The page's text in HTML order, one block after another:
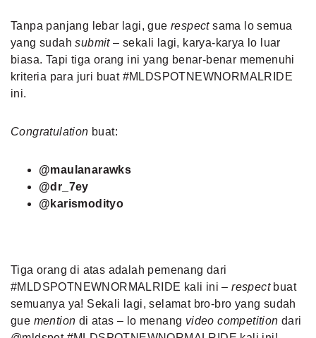
Tanpa panjang lebar lagi, gue respectsama lo semua
yang sudahsubmit– sekali lagi, karya-karya lo luar
biasa. Tapi tiga orang ini yang benar-benar memenuhi
kriteria para juri buat #MLDSPOTNEWNORMALRIDE
ini.
Congratulation buat:
@maulanarawks
@dr_7ey
@karismodityo
Tiga orang di atas adalah pemenang dari
#MLDSPOTNEWNORMALRIDE kali ini –respect buat
semuanya ya! Sekali lagi, selamat bro-bro yang sudah
gue mention di atas – lo menang video competitiondari